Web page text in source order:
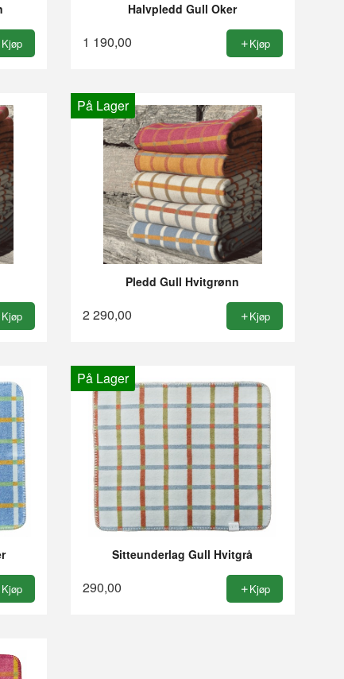
Kjøp
Halvpledd Gull Oker
1 190,00 Kjøp
Kjøp
På Lager
Pledd Gull Hvitgrønn
2 290,00 Kjøp
Kjøp
På Lager
Sitteunderlag Gull Hvitgrå
290,00 Kjøp